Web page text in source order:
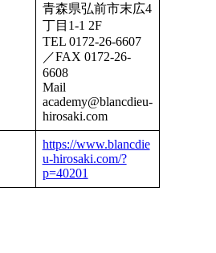
青森県弘前市末広4
丁目1-1 2F
TEL 0172-26-6607
／FAX 0172-26-
6608
Mail
academy@blancdieu-
hirosaki.com
https://www.blancdie
u-hirosaki.com/?
p=40201